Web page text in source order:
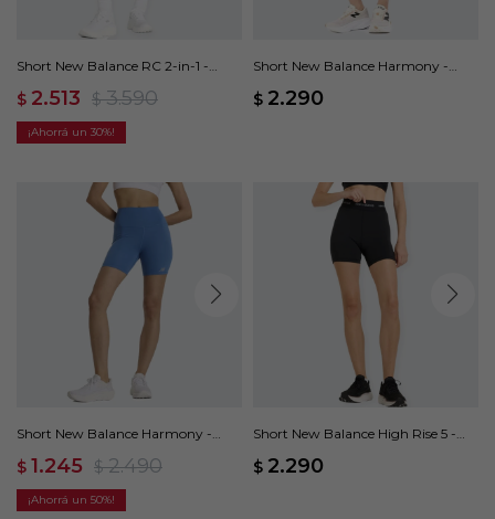
Short New Balance RC 2-in-1 -
$ 2.513 $ 3.590
30
Short New Balance Harmony -
$ 2.290
Short New Balance Harmony -
$ 1.245 $ 2.490
50
Short New Balance High Rise 5 -
$ 2.290